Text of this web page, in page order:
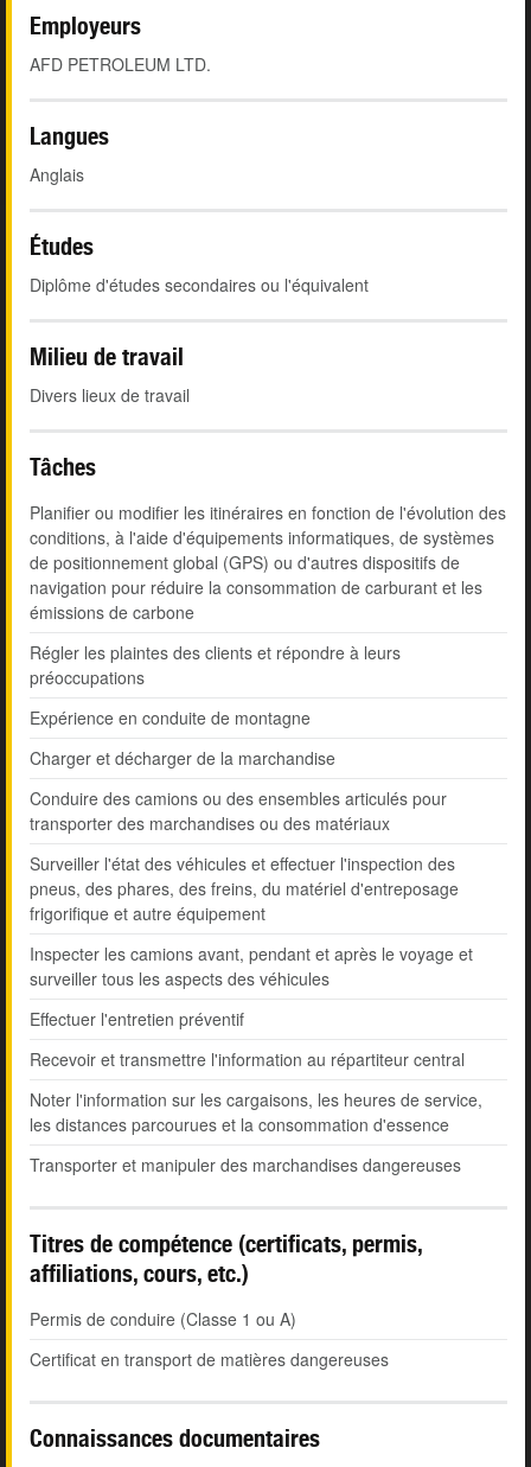
Employeurs
AFD PETROLEUM LTD.
Langues
Anglais
Études
Diplôme d'études secondaires ou l'équivalent
Milieu de travail
Divers lieux de travail
Tâches
Planifier ou modifier les itinéraires en fonction de l'évolution des
conditions, à l'aide d'équipements informatiques, de systèmes
de positionnement global (GPS) ou d'autres dispositifs de
navigation pour réduire la consommation de carburant et les
émissions de carbone
Régler les plaintes des clients et répondre à leurs
préoccupations
Expérience en conduite de montagne
Charger et décharger de la marchandise
Conduire des camions ou des ensembles articulés pour
transporter des marchandises ou des matériaux
Surveiller l'état des véhicules et effectuer l'inspection des
pneus, des phares, des freins, du matériel d'entreposage
frigorifique et autre équipement
Inspecter les camions avant, pendant et après le voyage et
surveiller tous les aspects des véhicules
Effectuer l'entretien préventif
Recevoir et transmettre l'information au répartiteur central
Noter l'information sur les cargaisons, les heures de service,
les distances parcourues et la consommation d'essence
Transporter et manipuler des marchandises dangereuses
Titres de compétence (certificats, permis,
affiliations, cours, etc.)
Permis de conduire (Classe 1 ou A)
Certificat en transport de matières dangereuses
Connaissances documentaires